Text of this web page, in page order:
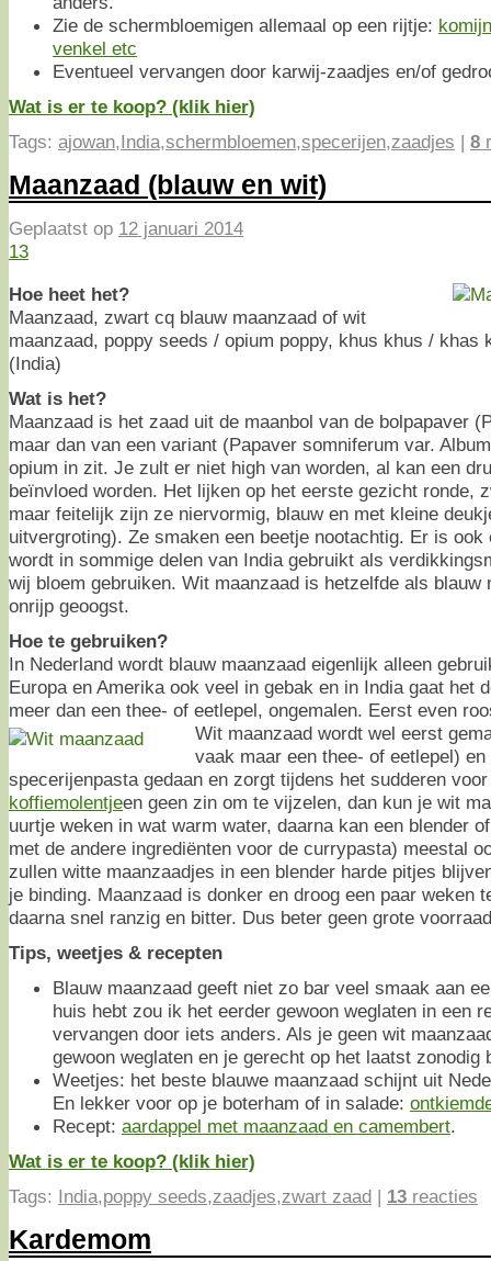
Zie de schermbloemigen allemaal op een rijtje:
venkel etc
Eventueel vervangen door karwij-zaadjes en/of
Wat is er te koop? (klik hier)
Tags: ajowan,India,schermbloemen,specerijen,zaadjes | 8
Maanzaad (blauw en wit)
Geplaatst op 12 januari 2014
13
Hoe heet het?
Maanzaad, zwart cq blauw maanzaad of wit
maanzaad, poppy seeds / opium poppy, khus khus / khas
(India)
Wat is het?
Maanzaad is het zaad uit de maanbol van de bolpapaver
maar dan van een variant (Papaver somniferum var.
opium in zit. Je zult er niet high van worden, al kan een
beïnvloed worden. Het lijken op het eerste gezicht ronde,
maar feitelijk zijn ze niervormig, blauw en met kleine
uitvergroting). Ze smaken een beetje nootachtig. Er is
wordt in sommige delen van India gebruikt als
wij bloem gebruiken. Wit maanzaad is hetzelfde als blauw
onrijp geoogst.
Hoe te gebruiken?
In Nederland wordt blauw maanzaad eigenlijk alleen
Europa en Amerika ook veel in gebak en in India gaat het
meer dan een thee- of eetlepel, ongemalen. Eerst even
Wit maanzaad wordt wel eerst
vaak maar een thee- of eetlepel)
specerijenpasta gedaan en zorgt tijdens het sudderen
koffiemolentjeen geen zin om te vijzelen, dan kun je wit
uurtje weken in wat warm water, daarna kan een blender
met de andere ingrediënten voor de currypasta) meestal
zullen witte maanzaadjes in een blender harde pitjes
je binding. Maanzaad is donker en droog een paar weken
daarna snel ranzig en bitter. Dus beter geen grote
Tips, weetjes & recepten
Blauw maanzaad geeft niet zo bar veel smaak aan
huis hebt zou ik het eerder gewoon weglaten in een
vervangen door iets anders. Als je geen wit
gewoon weglaten en je gerecht op het laatst zonodig
Weetjes: het beste blauwe maanzaad schijnt uit
En lekker voor op je boterham of in salade:
Recept: aardappel met maanzaad en camembert.
Wat is er te koop? (klik hier)
Tags: India,poppy seeds,zaadjes,zwart zaad | 13 reacties
Kardemom